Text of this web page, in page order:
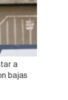
a
bajas